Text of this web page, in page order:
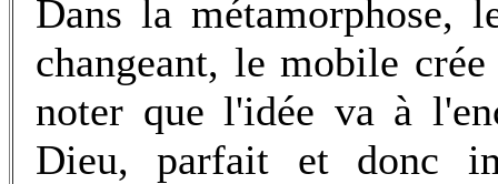
Dans la métamorphose,
changeant, le mobile
noter que l'idée va à
Dieu, parfait et donc